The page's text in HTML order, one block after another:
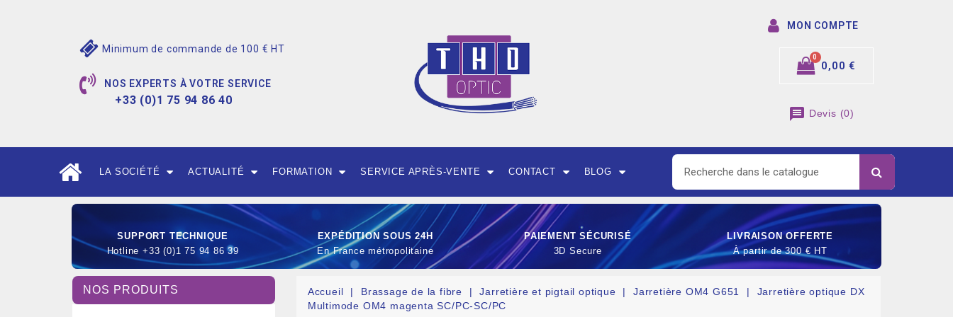
Minimum de commande de 100 € HT
NOS EXPERTS À VOTRE SERVICE
+33 (0)1 75 94 86 40
MON COMPTE
0,00 €
message Devis (0)
LA SOCIÉTÉ ACTUALITÉ FORMATION SERVICE APRÈS-VENTE CONTACT BLOG
SUPPORT TECHNIQUE
Hotline +33 (0)1 75 94 86 39
EXPÉDITION SOUS 24H
En France métropolitaine
PAIEMENT SÉCURISÉ
3D Secure
LIVRAISON OFFERTE
À partir de 300 € HT
NOS PRODUITS Accueil Brassage de la fibre Jarretière et pigtail optique Jarretière OM4 G651
Jarretière optique DX
Multimode OM4 magenta SC/PC-SC/PC